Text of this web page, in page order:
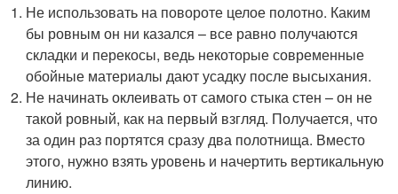
Не использовать на повороте целое полотно. Каким
бы ровным он ни казался – все равно получаются
складки и перекосы, ведь некоторые современные
обойные материалы дают усадку после высыхания.
Не начинать оклеивать от самого стыка стен – он не
такой ровный, как на первый взгляд. Получается, что
за один раз портятся сразу два полотнища. Вместо
этого, нужно взять уровень и начертить вертикальную
линию.